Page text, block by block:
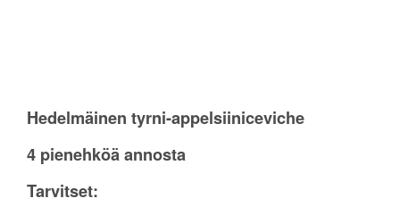
Hedelmäinen tyrni-appelsiiniceviche
4 pienehköä annosta
Tarvitset: